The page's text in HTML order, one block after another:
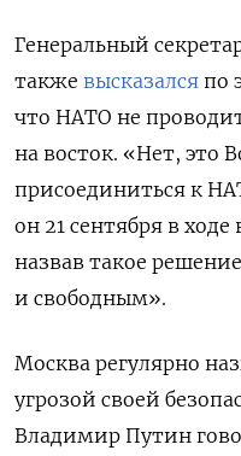
Генеральный
также высказался по
что НАТО не
на восток. «Нет, это
присоединиться к
он 21 сентября в
назвав такое
и свободным».
Москва регулярно
угрозой своей
Владимир Путин